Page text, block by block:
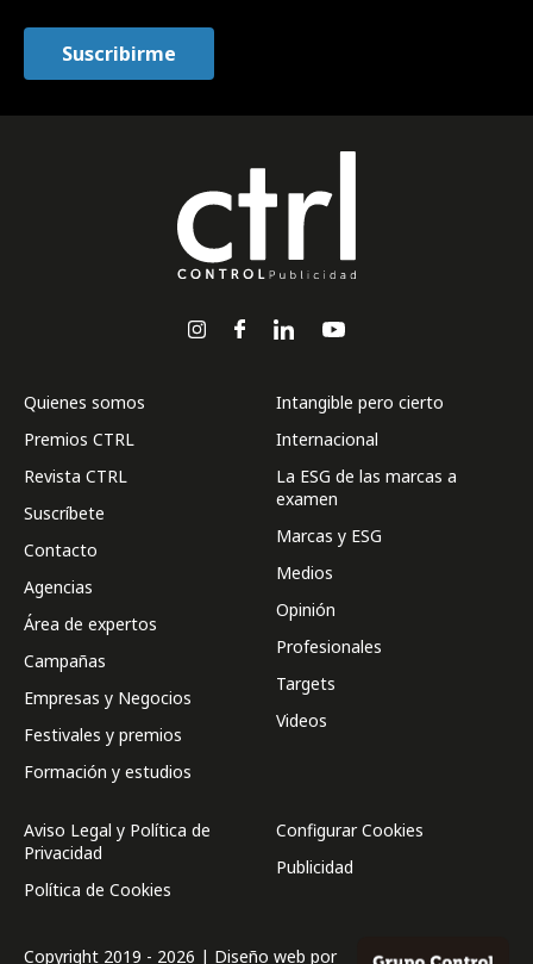
Quienes somos
Premios CTRL
Revista CTRL
Suscríbete
Contacto
Agencias
Área de expertos
Campañas
Empresas y Negocios
Festivales y premios
Formación y estudios
Intangible pero cierto
Internacional
La ESG de las marcas a
examen
Marcas y ESG
Medios
Opinión
Profesionales
Targets
Videos
Aviso Legal y Política de
Privacidad
Política de Cookies
Configurar Cookies
Publicidad
Copyright 2019 - 2026 | Diseño web por